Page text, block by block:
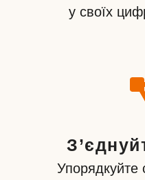
у своїх
Упорядкуйте